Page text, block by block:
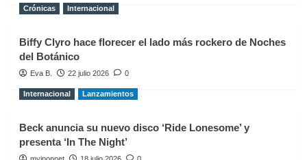
Crónicas Internacional
Biffy Clyro hace florecer el lado más rockero de Noches
del Botánico
Eva B. 22 julio 2026 0
Internacional Lanzamientos
Beck anuncia su nuevo disco ‘Ride Lonesome’ y
presenta ‘In The Night’